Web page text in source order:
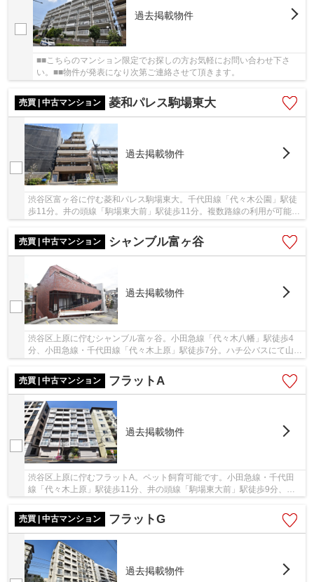
過去掲載物件
■■こちらのマンション限定でお探しの方お気軽にお問い合わせ下さ
い。■■物件が発表になり次第ご連絡させて頂きます。
売買 | 中古マンション 菱和パレス駒場東大
過去掲載物件
渋谷区富ヶ谷に佇む菱和パレス駒場東大。千代田線「代々木公園」駅徒
歩11分。井の頭線「駒場東大前」駅徒歩11分。複数路線の利用が可能で
売買 | 中古マンション
シャンブル富ヶ谷
過去掲載物件
渋谷区上原に佇むシャンブル富ヶ谷。小田急線「代々木八幡」駅徒歩4
分、小田急線・千代田線「代々木上原」駅徒歩7分。ハチ公バスにて山手
線「渋谷」駅へのアクセスも良好です。昭和54...
売買 | 中古マンション
フラットA
過去掲載物件
渋谷区上原に佇むフラットA。ペット飼育可能です。小田急線・千代田
線「代々木上原」駅徒歩11分、井の頭線「駒場東大前」駅徒歩9分、小
売買 | 中古マンション
フラットG
過去掲載物件